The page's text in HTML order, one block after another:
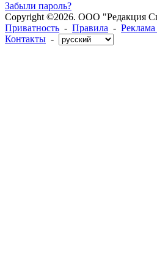
Забыли пароль?
Copyright ©2026. ООО "Редакция
Приватность - Правила -
Контакты -